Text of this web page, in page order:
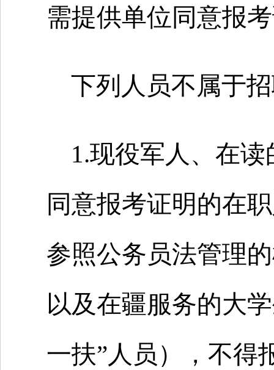
需提供单位同意报
下列人员不属于
1.现役军人、在
同意报考证明的在
参照公务员法管理
以及在疆服务的大
一扶”人员），不得